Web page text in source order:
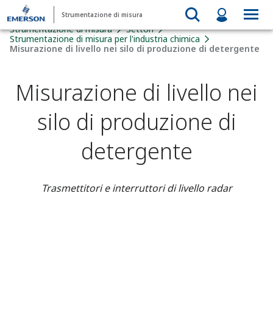
Strumentazione di misura
Strumentazione di misura
Settori
Strumentazione di misura per l'industria chimica
Misurazione di livello nei silo di produzione di detergente
Misurazione di livello nei
silo di produzione di
detergente
Trasmettitori e interruttori di livello radar